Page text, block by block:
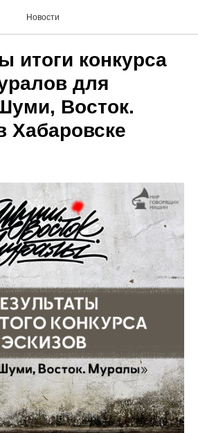
Новости
итоги конкурса
для
Восток.